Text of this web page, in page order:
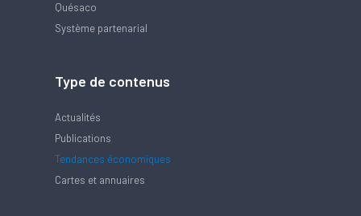
Quésaco
Système partenarial
Type de contenus
Actualités
Publications
Tendances économiques
Cartes et annuaires